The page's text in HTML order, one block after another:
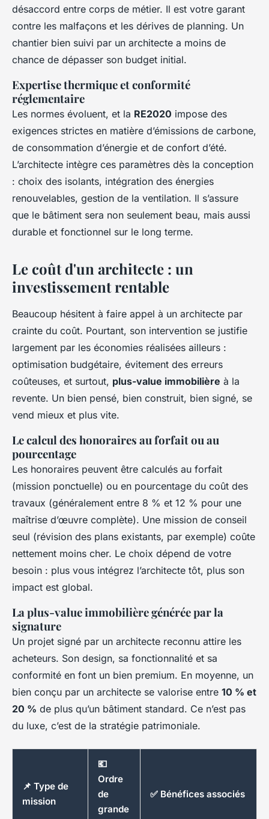
désaccord entre corps de métier. Il est votre garant
contre les malfaçons et les dérives de planning. Un
chantier bien suivi par un architecte a moins de
chance de dépasser son budget initial.
Expertise thermique et conformité
réglementaire
Les normes évoluent, et la RE2020 impose des
exigences strictes en matière d’émissions de carbone,
de consommation d’énergie et de confort d’été.
L’architecte intègre ces paramètres dès la conception
: choix des isolants, intégration des énergies
renouvelables, gestion de la ventilation. Il s’assure
que le bâtiment sera non seulement beau, mais aussi
durable et fonctionnel sur le long terme.
Le coût d'un architecte : un
investissement rentable
Beaucoup hésitent à faire appel à un architecte par
crainte du coût. Pourtant, son intervention se justifie
largement par les économies réalisées ailleurs :
optimisation budgétaire, évitement des erreurs
coûteuses, et surtout, plus-value immobilière à la
revente. Un bien pensé, bien construit, bien signé, se
vend mieux et plus vite.
Le calcul des honoraires au forfait ou au
pourcentage
Les honoraires peuvent être calculés au forfait
(mission ponctuelle) ou en pourcentage du coût des
travaux (généralement entre 8 % et 12 % pour une
maîtrise d’œuvre complète). Une mission de conseil
seul (révision des plans existants, par exemple) coûte
nettement moins cher. Le choix dépend de votre
besoin : plus vous intégrez l’architecte tôt, plus son
impact est global.
La plus-value immobilière générée par la
signature
Un projet signé par un architecte reconnu attire les
acheteurs. Son design, sa fonctionnalité et sa
conformité en font un bien premium. En moyenne, un
bien conçu par un architecte se valorise entre 10 % et
20 % de plus qu’un bâtiment standard. Ce n’est pas
du luxe, c’est de la stratégie patrimoniale.
📌 Type de
mission
💶
Ordre
de
grande
✅ Bénéfices associés